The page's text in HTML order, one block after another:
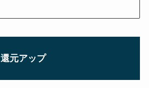
元アップ